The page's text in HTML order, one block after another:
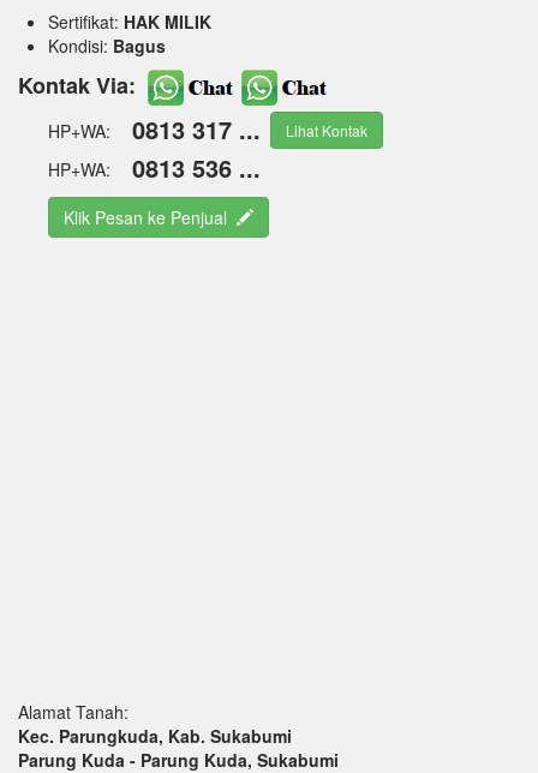
Sertifikat: HAK MILIK
Kondisi: Bagus
Kontak Via:
HP+WA: 0813 317 ... Lihat Kontak
HP+WA: 0813 536 ...
Klik Pesan ke Penjual
Alamat Tanah:
Kec. Parungkuda, Kab. Sukabumi
Parung Kuda - Parung Kuda, Sukabumi